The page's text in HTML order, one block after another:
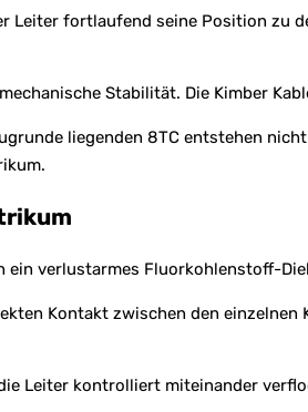
Leiter fortlaufend seine Position zu
Stabilität. Die Kimber
liegenden 8TC entstehen
verlustarmes Fluorkohlenstoff-
Kontakt zwischen den
Leiter kontrolliert miteinander